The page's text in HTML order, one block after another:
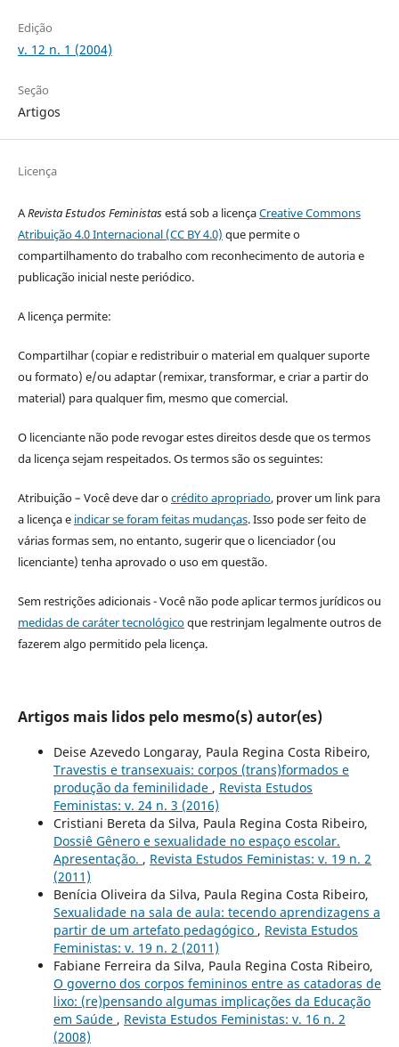
Edição
v. 12 n. 1 (2004)
Seção
Artigos
Licença
ARevista Estudos Feministasestá sob a licençaCreative Commons
Atribuição 4.0 Internacional (CC BY 4.0) que permite o
compartilhamento do trabalho com reconhecimento de autoria e
publicação inicial neste periódico.
A licença permite:
Compartilhar (copiar e redistribuir o material em qualquer suporte
ou formato) e/ou adaptar (remixar, transformar, e criar a partir do
material) para qualquer fim, mesmo que comercial.
O licenciante não pode revogar estes direitos desde que os termos
da licença sejam respeitados. Os termos são os seguintes:
Atribuição – Você deve dar ocrédito apropriado, prover um link para
a licença e indicar se foram feitas mudanças. Isso pode ser feito de
várias formas sem, no entanto, sugerir que o licenciador (ou
licenciante) tenha aprovado o uso em questão.
Sem restrições adicionais - Você não pode aplicar termos jurídicos ou
medidas de caráter tecnológicoque restrinjam legalmente outros de
fazerem algo permitido pela licença.
Artigos mais lidos pelo mesmo(s) autor(es)
Deise Azevedo Longaray, Paula Regina Costa Ribeiro,
Travestis e transexuais: corpos (trans)formados e
produção da feminilidade , Revista Estudos
Feministas: v. 24 n. 3 (2016)
Cristiani Bereta da Silva, Paula Regina Costa Ribeiro,
Dossiê Gênero e sexualidade no espaço escolar.
Apresentação. , Revista Estudos Feministas: v. 19 n. 2
(2011)
Benícia Oliveira da Silva, Paula Regina Costa Ribeiro,
Sexualidade na sala de aula: tecendo aprendizagens a
partir de um artefato pedagógico , Revista Estudos
Feministas: v. 19 n. 2 (2011)
Fabiane Ferreira da Silva, Paula Regina Costa Ribeiro,
O governo dos corpos femininos entre as catadoras de
lixo: (re)pensando algumas implicações da Educação
em Saúde , Revista Estudos Feministas: v. 16 n. 2
(2008)